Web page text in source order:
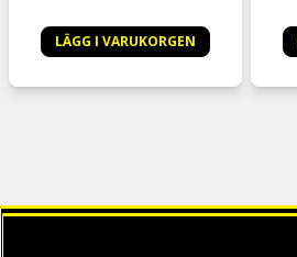
LÄGG I VARUKORGEN